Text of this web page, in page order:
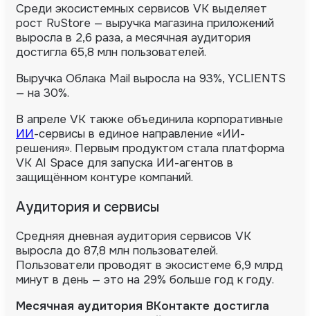
Среди экосистемных сервисов VK выделяет
рост RuStore — выручка магазина приложений
выросла в 2,6 раза, а месячная аудитория
достигла 65,8 млн пользователей.
Выручка Облака Mail выросла на 93%, YCLIENTS
— на 30%.
В апреле VK также объединила корпоративные
ИИ-сервисы в единое направление «ИИ-
решения». Первым продуктом стала платформа
VK AI Space для запуска ИИ-агентов в
защищённом контуре компаний.
Аудитория и сервисы
Средняя дневная аудитория сервисов VK
выросла до 87,8 млн пользователей.
Пользователи проводят в экосистеме 6,9 млрд
минут в день — это на 29% больше год к году.
Месячная аудитория ВКонтакте достигла